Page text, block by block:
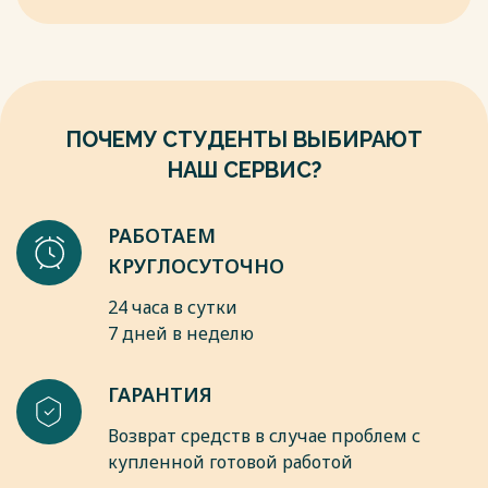
вредно влияют на здоровье будущих поколений.
ПОЧЕМУ СТУДЕНТЫ ВЫБИРАЮТ
НАШ СЕРВИС?
РАБОТАЕМ
КРУГЛОСУТОЧНО
24 часа в сутки
7 дней в неделю
ГАРАНТИЯ
Возврат средств в случае проблем с
купленной готовой работой